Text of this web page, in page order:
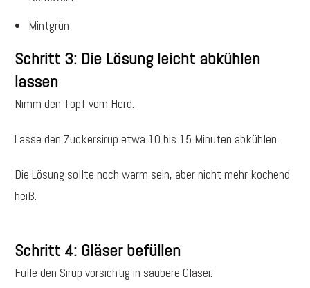
Mintgrün
Schritt 3: Die Lösung leicht abkühlen
lassen
Nimm den Topf vom Herd.
Lasse den Zuckersirup etwa 10 bis 15 Minuten abkühlen.
Die Lösung sollte noch warm sein, aber nicht mehr kochend
heiß.
Schritt 4: Gläser befüllen
Fülle den Sirup vorsichtig in saubere Gläser.